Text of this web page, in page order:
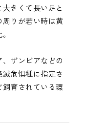
きくて長い足と
りが若い時は黄
ザンビアなどの
危惧種に指定さ
育されている環